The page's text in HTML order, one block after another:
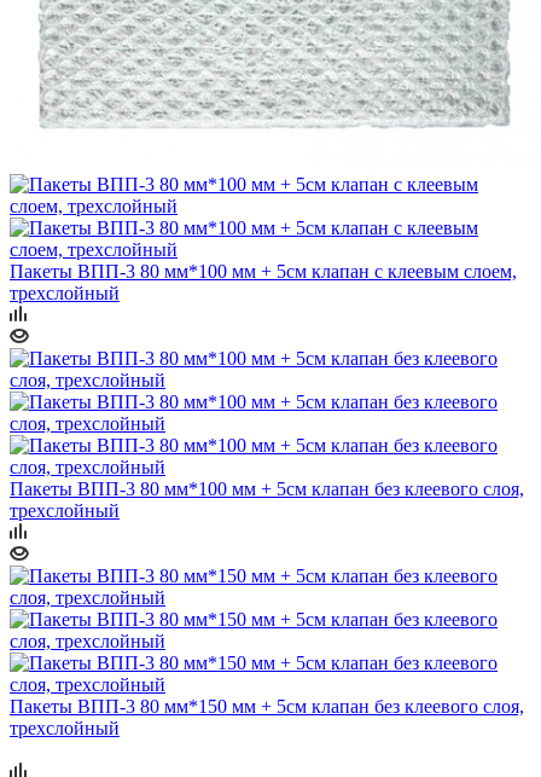
Пакеты ВПП-3 80 мм*100 мм + 5см клапан с клеевым слоем,
трехслойный
Пакеты ВПП-3 80 мм*100 мм + 5см клапан без клеевого слоя,
трехслойный
Пакеты ВПП-3 80 мм*150 мм + 5см клапан без клеевого слоя,
трехслойный